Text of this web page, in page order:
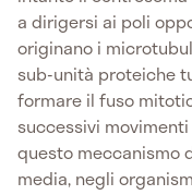
a dirigersi ai poli
originano i
sub-unità proteiche
formare il fuso
successivi
questo meccanismo
media, negli